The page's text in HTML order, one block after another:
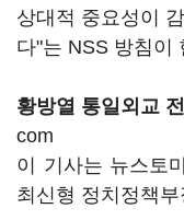
상대적 중요성이
다"는 NSS 방침이
황방열 통일외교
com
이 기사는 뉴스토
최신형 정치정책